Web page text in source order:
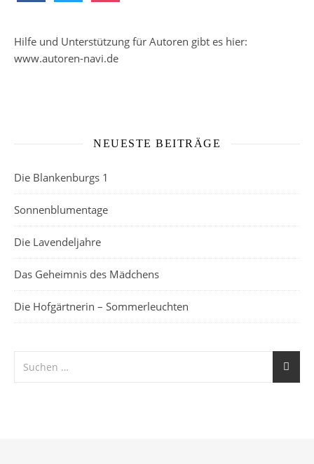
Hilfe und Unterstützung für Autoren gibt es hier:
www.autoren-navi.de
NEUESTE BEITRÄGE
Die Blankenburgs 1
Sonnenblumentage
Die Lavendeljahre
Das Geheimnis des Mädchens
Die Hofgärtnerin – Sommerleuchten